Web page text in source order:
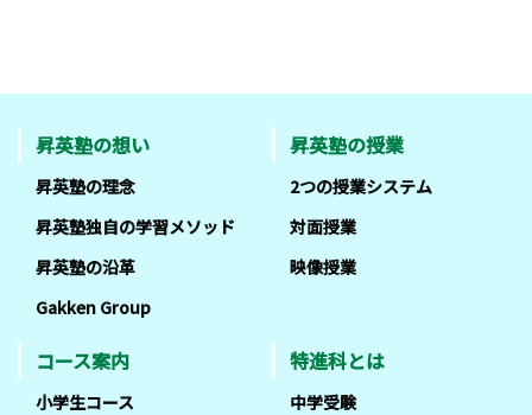
昇英塾の想い
昇英塾の理念
昇英塾独自の学習メソッド
昇英塾の沿革
Gakken Group
昇英塾の授業
2つの授業システム
対面授業
映像授業
コース案内
小学生コース
特進科とは
中学受験